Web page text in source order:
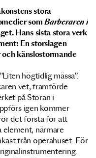
stora
som Barberaren i
Hans sista stora verk
En storslagen
känslostormande
högtidlig mässa”.
vet, framförde
på Storan i
igen kommer
det första för att
element, närmare
från operahuset. För